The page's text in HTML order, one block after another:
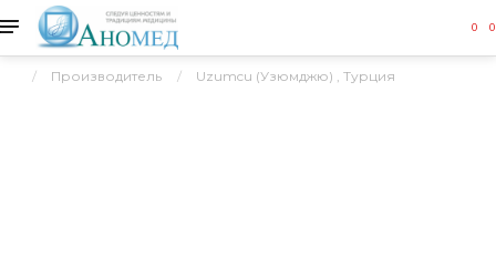
0 0
Производитель Uzumcu (Узюмджю) , Турция